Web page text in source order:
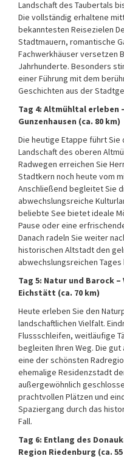
Landschaft des Taubertals
Die vollständig erhaltene
bekanntesten Reisezielen
Stadtmauern, romantische
Fachwerkhäuser versetzen
Jahrhunderte. Besonders
einer Führung mit dem
Geschichten aus der
Tag 4: Altmühltal erleben
Gunzenhausen (ca. 80 km)
Die heutige Etappe führt Sie
Landschaft des oberen
Radwegen erreichen Sie
Stadtkern noch heute vom
Anschließend begleitet Sie
abwechslungsreiche
beliebte See bietet ideale
Pause oder eine
Danach radeln Sie weiter
historischen Altstadt den
abwechslungsreichen Tages
Tag 5: Natur und Barock
Eichstätt (ca. 70 km)
Heute erleben Sie den
landschaftlichen Vielfalt.
Flussschleifen, weitläufige
begleiten Ihren Weg. Die
eine der schönsten
ehemalige Residenzstadt
außergewöhnlich
prachtvollen Plätzen und
Spaziergang durch das
Fall.
Tag 6: Entlang des
Region Riedenburg (ca.